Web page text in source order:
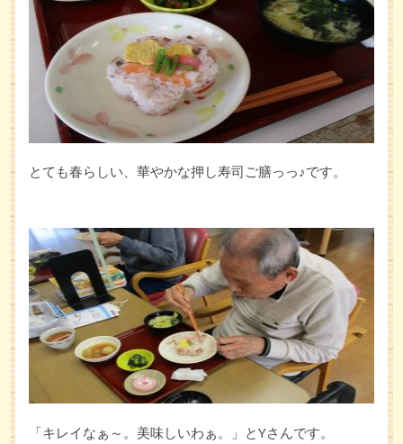
とても春らしい、華やかな押し寿司ご膳っっ♪です。
「キレイなぁ～。美味しいわぁ。」とYさんです。